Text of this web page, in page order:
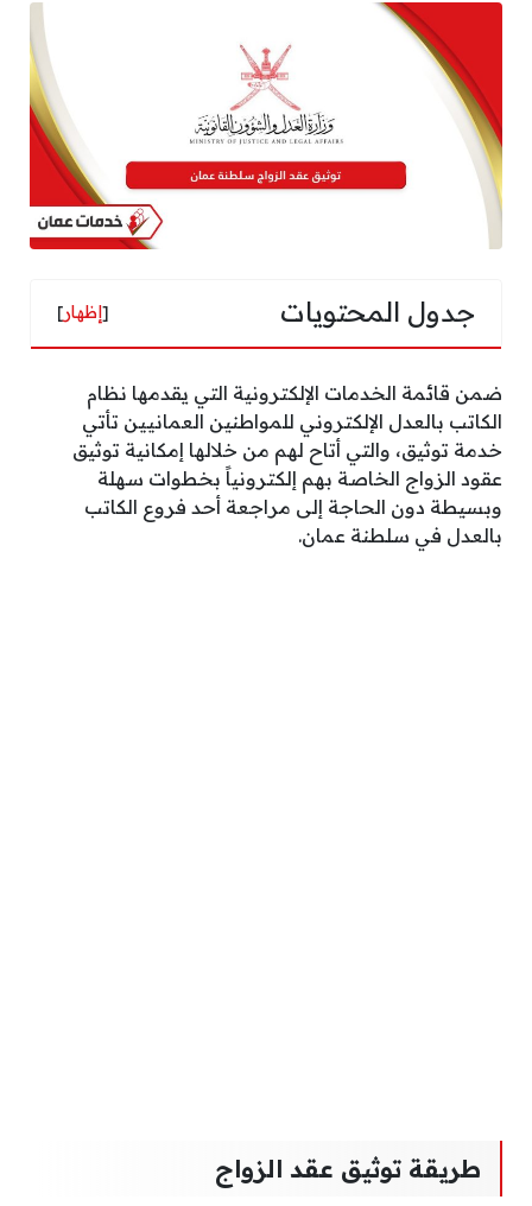
جدول المحتويات [إظهار]
ضمن قائمة الخدمات الإلكترونية التي يقدمها نظام
الكاتب بالعدل الإلكتروني للمواطنين العمانيين تأتي
خدمة توثيق، والتي أتاح لهم من خلالها إمكانية توثيق
عقود الزواج الخاصة بهم إلكترونياً بخطوات سهلة
وبسيطة دون الحاجة إلى مراجعة أحد فروع الكاتب
بالعدل في سلطنة عمان.
طريقة توثيق عقد الزواج